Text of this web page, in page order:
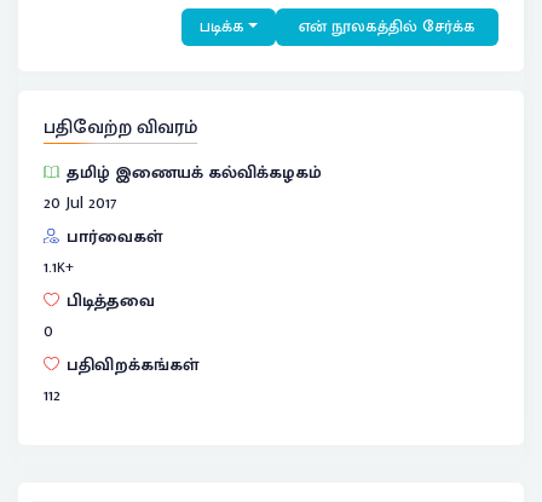
படிக்க என் நூலகத்தில் சேர்க்க
பதிவேற்ற விவரம்
தமிழ் இணையக் கல்விக்கழகம்
20 Jul 2017
பார்வைகள்
1.1K+
பிடித்தவை
0
பதிவிறக்கங்கள்
112